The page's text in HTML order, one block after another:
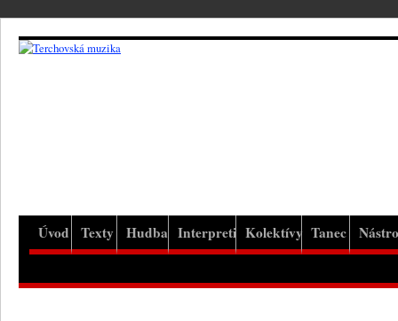
Úvod Texty Hudba Interpreti Kolektívy Tanec